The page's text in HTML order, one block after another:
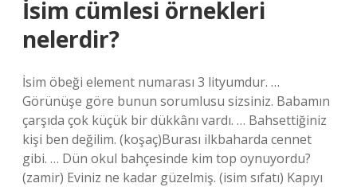
İsim cümlesi örnekleri
nelerdir?
İsim öbeği element numarası 3 lityumdur. …
Görünüşe göre bunun sorumlusu sizsiniz. Babamın
çarşıda çok küçük bir dükkânı vardı. … Bahsettiğiniz
kişi ben değilim. (koşaç)Burası ilkbaharda cennet
gibi. … Dün okul bahçesinde kim top oynuyordu?
(zamir) Eviniz ne kadar güzelmiş. (isim sıfatı) Kapıyı